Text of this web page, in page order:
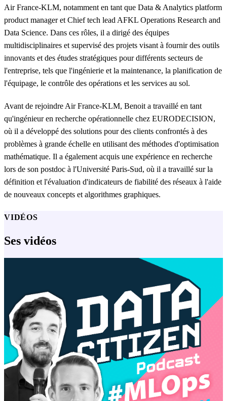
Air France-KLM, notamment en tant que Data & Analytics platform
product manager et Chief tech lead AFKL Operations Research and
Data Science. Dans ces rôles, il a dirigé des équipes
multidisciplinaires et supervisé des projets visant à fournir des outils
innovants et des études stratégiques pour différents secteurs de
l'entreprise, tels que l'ingénierie et la maintenance, la planification de
l'équipage, le contrôle des opérations et les services au sol.
Avant de rejoindre Air France-KLM, Benoit a travaillé en tant
qu'ingénieur en recherche opérationnelle chez EURODECISION,
où il a développé des solutions pour des clients confrontés à des
problèmes à grande échelle en utilisant des méthodes d'optimisation
mathématique. Il a également acquis une expérience en recherche
lors de son postdoc à l'Université Paris-Sud, où il a travaillé sur la
définition et l'évaluation d'indicateurs de fiabilité des réseaux à l'aide
de nouveaux concepts et algorithmes graphiques.
VIDÉOS
Ses vidéos